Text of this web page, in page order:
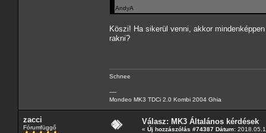
AndyA
Köszi! Ha sikerül venni, akkor
rakni?
Schnee
----
Mondeo MK3 TDCi 2.0 Kombi 2004 Ghia
zacci
Fórumfüggő
Válasz: MK3 Általános kérdések
« Új hozzászólás #74387 Dátum: